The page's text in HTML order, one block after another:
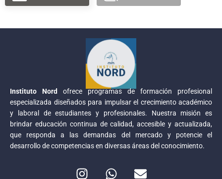
Instituto Nord
ofrece programas de formación profesional
especializada diseñados para impulsar el crecimiento académico
y laboral de estudiantes y profesionales. Nuestra misión es
brindar educación continua de calidad, accesible y actualizada,
que responda a las demandas del mercado y potencie el
desarrollo de competencias en diversas áreas del conocimiento.